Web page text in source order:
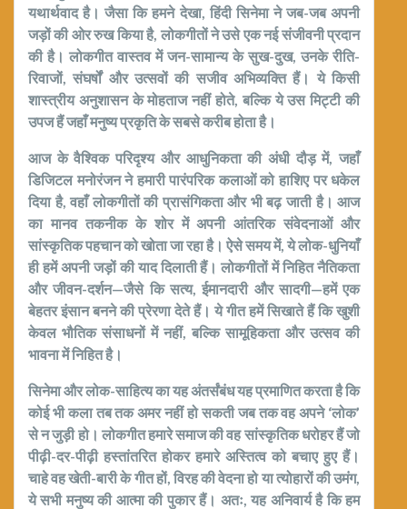
यथार्थवाद है। जैसा कि हमने देखा, हिंदी सिनेमा ने जब-जब अपनी
जड़ों की ओर रुख किया है, लोकगीतों ने उसे एक नई संजीवनी प्रदान
की है। लोकगीत वास्तव में जन-सामान्य के सुख-दुख, उनके रीति-
रिवाजों, संघर्षों और उत्सवों की सजीव अभिव्यक्ति हैं। ये किसी
शास्त्रीय अनुशासन के मोहताज नहीं होते, बल्कि ये उस मिट्टी की
उपज हैं जहाँ मनुष्य प्रकृति के सबसे करीब होता है।
आज के वैश्विक परिदृश्य और आधुनिकता की अंधी दौड़ में, जहाँ
डिजिटल मनोरंजन ने हमारी पारंपरिक कलाओं को हाशिए पर धकेल
दिया है, वहाँ लोकगीतों की प्रासंगिकता और भी बढ़ जाती है। आज
का मानव तकनीक के शोर में अपनी आंतरिक संवेदनाओं और
सांस्कृतिक पहचान को खोता जा रहा है। ऐसे समय में, ये लोक-धुनियाँ
ही हमें अपनी जड़ों की याद दिलाती हैं। लोकगीतों में निहित नैतिकता
और जीवन-दर्शन—जैसे कि सत्य, ईमानदारी और सादगी—हमें एक
बेहतर इंसान बनने की प्रेरणा देते हैं। ये गीत हमें सिखाते हैं कि खुशी
केवल भौतिक संसाधनों में नहीं, बल्कि सामूहिकता और उत्सव की
भावना में निहित है।
सिनेमा और लोक-साहित्य का यह अंतर्संबंध यह प्रमाणित करता है कि
कोई भी कला तब तक अमर नहीं हो सकती जब तक वह अपने ‘लोक’
से न जुड़ी हो। लोकगीत हमारे समाज की वह सांस्कृतिक धरोहर हैं जो
पीढ़ी-दर-पीढ़ी हस्तांतरित होकर हमारे अस्तित्व को बचाए हुए हैं।
चाहे वह खेती-बारी के गीत हों, विरह की वेदना हो या त्योहारों की उमंग,
ये सभी मनुष्य की आत्मा की पुकार हैं। अतः, यह अनिवार्य है कि हम